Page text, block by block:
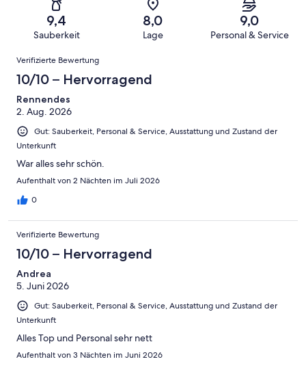
Hervorragend
Bewertung
Gut
Bewertung
Okay
Gästebewertungen
von
Schlecht
Gästebewertungen
haben
eine
von
Ungenügend
9,4
Sauberkeit
8,0
Lage
9,0
Personal & Service
Bewertungen
Verifizierte Bewertung
10/10 – Hervorragend
Rennendes
2. Aug. 2026
Gut: Sauberkeit, Personal & Service, Ausstattung und Zustand der
Unterkunft
War alles sehr schön.
Aufenthalt von 2 Nächten im Juli 2026
0
Verifizierte Bewertung
10/10 – Hervorragend
Andrea
5. Juni 2026
Gut: Sauberkeit, Personal & Service, Ausstattung und Zustand der
Unterkunft
Alles Top und Personal sehr nett
Aufenthalt von 3 Nächten im Juni 2026